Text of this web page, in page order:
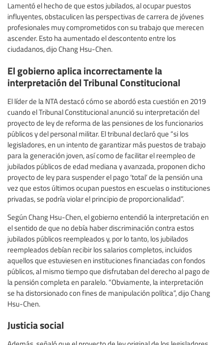
Lamentó el hecho de que estos jubilados, al ocupar puestos
influyentes, obstaculicen las perspectivas de carrera de jóvenes
profesionales muy comprometidos con su trabajo que merecen
ascender. Esto ha aumentado el descontento entre los
ciudadanos, dijo Chang Hsu-Chen.
El gobierno aplica incorrectamente la
interpretación del Tribunal Constitucional
El líder de la NTA destacó cómo se abordó esta cuestión en 2019
cuando el Tribunal Constitucional anunció su interpretación del
proyecto de ley de reforma de las pensiones de los funcionarios
públicos y del personal militar. El tribunal declaró que “si los
legisladores, en un intento de garantizar más puestos de trabajo
para la generación joven, así como de facilitar el reempleo de
jubilados públicos de edad mediana y avanzada, proponen dicho
proyecto de ley para suspender el pago ‘total’ de la pensión una
vez que estos últimos ocupan puestos en escuelas o instituciones
privadas, se podría violar el principio de proporcionalidad”.
Según Chang Hsu-Chen, el gobierno entendió la interpretación en
el sentido de que no debía haber discriminación contra estos
jubilados públicos reempleados y, por lo tanto, los jubilados
reempleados debían recibir los salarios completos, incluidos
aquellos que estuviesen en instituciones financiadas con fondos
públicos, al mismo tiempo que disfrutaban del derecho al pago de
la pensión completa en paralelo. “Obviamente, la interpretación
se ha distorsionado con fines de manipulación política”, dijo Chang
Hsu-Chen.
Justicia social